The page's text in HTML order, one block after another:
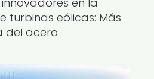
turbinas eólicas: Más
del acero